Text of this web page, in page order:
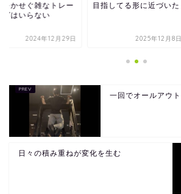
をかせぐ雑なトレー
グはいらない
2024年12月29日
目指してる形に近づいた
2025年12月8日
一回でオールアウト
日々の積み重ねが変化を生む